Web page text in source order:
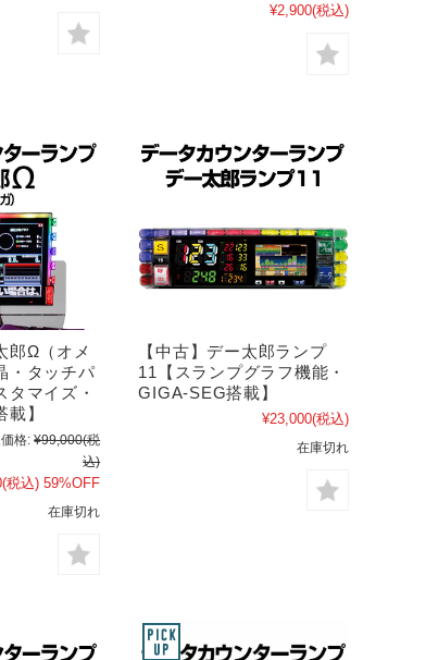
¥2,900(税込)
郎Ω（オメ
・タッチパ
タマイズ・
】
格: ¥99,000(税
込)
(税込) 59%OFF
在庫切れ
【中古】デー太郎ランプ
11【スランプグラフ機能・
GIGA-SEG搭載】
¥23,000(税込)
在庫切れ